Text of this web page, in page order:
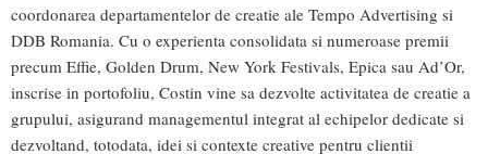
coordonarea departamentelor de creatie ale Tempo Advertising si
DDB Romania. Cu o experienta consolidata si numeroase premii
precum Effie, Golden Drum, New York Festivals, Epica sau Ad’Or,
inscrise in portofoliu, Costin vine sa dezvolte activitatea de creatie a
grupului, asigurand managementul integrat al echipelor dedicate si
dezvoltand, totodata, idei si contexte creative pentru clientii